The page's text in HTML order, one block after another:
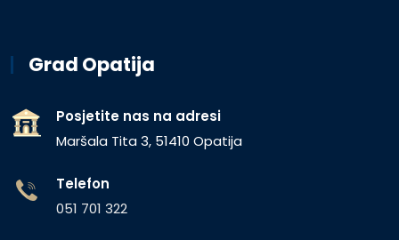
Grad Opatija
Posjetite nas na adresi
Maršala Tita 3, 51410 Opatija
Telefon
051 701 322